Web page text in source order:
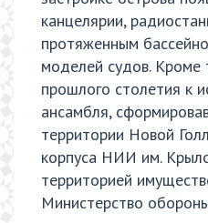
канцелярии,
протяженным
моделей судов. Кроме
прошлого столетия к
ансамбля,
территории Новой
корпуса НИИ им.
территорией
Министерство